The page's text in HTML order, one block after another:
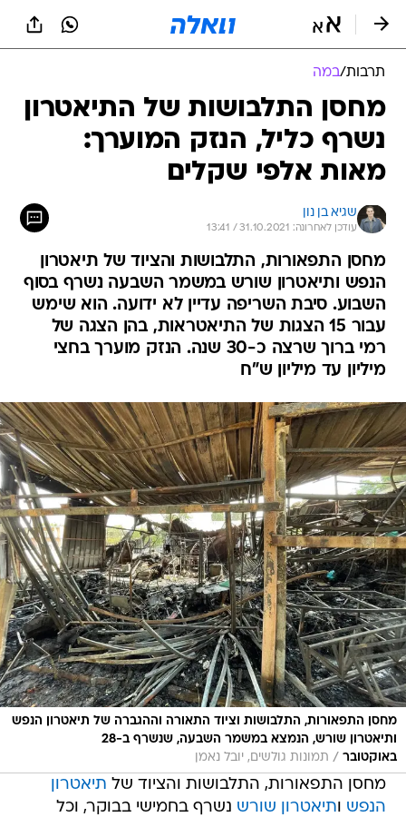
תרבות/במה
מחסן התלבושות של התיאטרון
נשרף כליל, הנזק המוערך:
מאות אלפי שקלים
שגיא בן נון
עודכן לאחרונה: 31.10.2021 / 13:41
מחסן התפאורות, התלבושות והציוד של תיאטרון
הנפש ותיאטרון שורש במשמר השבעה נשרף בסוף
השבוע. סיבת השריפה עדיין לא ידועה. הוא שימש
עבור 15 הצגות של התיאטראות, בהן הצגה של
רמי ברוך שרצה כ-30 שנה. הנזק מוערך בחצי
מיליון עד מיליון ש"ח
מחסן התפאורות, התלבושות וציוד התאורה וההגברה של תיאטרון הנפש
ותיאטרון שורש, הנמצא במשמר השבעה, שנשרף ב-28
באוקטובר / תמונות גולשים, יובל נאמן
מחסן התפאורות, התלבושות והציוד של תיאטרון
הנפש ותיאטרון שורש נשרף בחמישי בבוקר, וכל